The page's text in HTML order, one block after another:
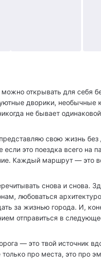
открывать для себя
дворики, необычные
не бывает
свою жизнь без
это поездка всего на
Каждый маршрут — это
снова и снова.
любоваться
за жизнью города. И,
отправиться в
— это твой источник
про места, это про